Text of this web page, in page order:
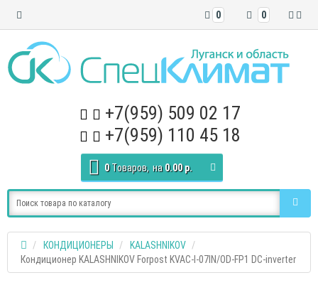
0
0
+7(959) 509 02 17
+7(959) 110 45 18
0 Tоваров, на 0.00 р.
КОНДИЦИОНЕРЫ
KALASHNIKOV
Кондиционер KALASHNIKOV Forpost KVAC-I-07IN/OD-FP1 DC-inverter